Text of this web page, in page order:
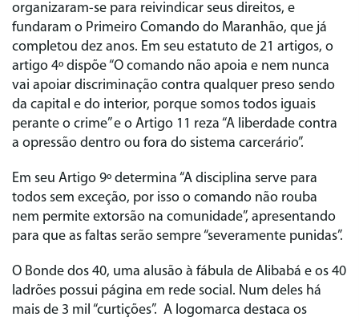
organizaram-se para reivindicar seus direitos, e
fundaram o Primeiro Comando do Maranhão, que já
completou dez anos. Em seu estatuto de 21 artigos, o
artigo 4º dispõe “O comando não apoia e nem nunca
vai apoiar discriminação contra qualquer preso sendo
da capital e do interior, porque somos todos iguais
perante o crime” e o Artigo 11 reza “A liberdade contra
a opressão dentro ou fora do sistema carcerário”.
Em seu Artigo 9º determina “A disciplina serve para
todos sem exceção, por isso o comando não rouba
nem permite extorsão na comunidade”, apresentando
para que as faltas serão sempre “severamente punidas”.
O Bonde dos 40, uma alusão à fábula de Alibabá e os 40
ladrões possui página em rede social. Num deles há
mais de 3 mil “curtições”. A logomarca destaca os